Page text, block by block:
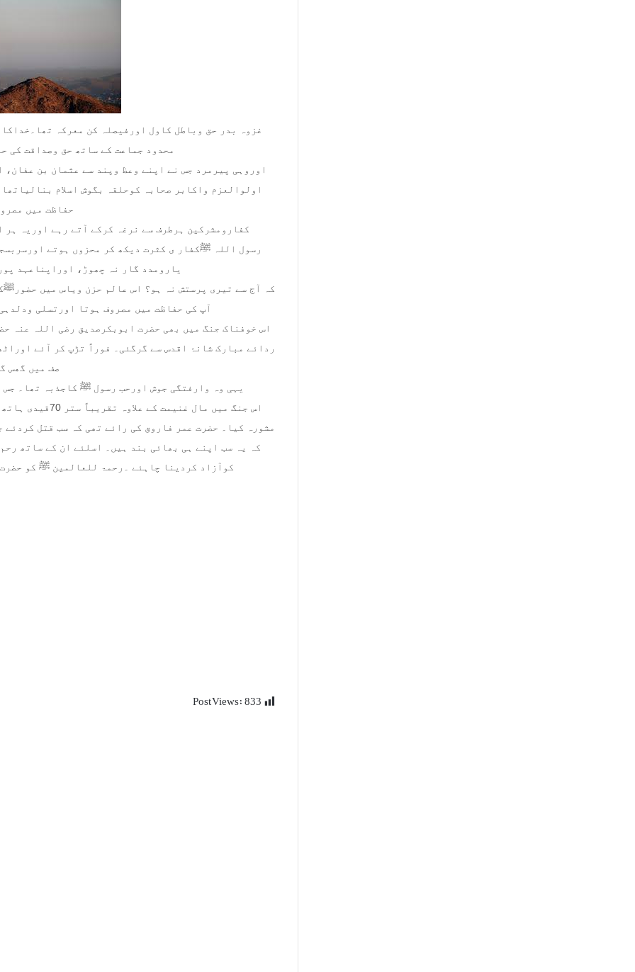
غزوہ بدر حق وباطل کاول اورفیصلہ کن معرکہ
محدود جماعت کے ساتھ حق وصداقت کی
اوروہی پیرمرد جس نے اپنے وعظ وپند سے عثمان بن
اولوالعزم واکابر صحابہ کوحلقہ بگوش اسلام
حفاظت میں
کفارومشرکین ہرطرف سے نرغہ کرکے آتے رہے اوریہ
رسول اللہ ﷺکفار ی کثرت دیکھ کر محزوں ہوتے
کہ آج سے تیری پرستش نہ ہو؟ اس عالم حزن ویاس میں
آپ کی حفاظت میں مصروف ہوتا اورتسلی
ردائے مبارک شانۂ اقدس سے گرگئی۔ فوراً تڑپ کر آئے
صف میں گھس
یہی وہ وارفتگی جوش اورحب رسول ﷺ کاجذبہ تھا۔
اس جنگ میں مال
مشورہ کیا۔ حضرت عمر فاروق کی رائے تھی کہ سب قتل
کہ یہ سب اپنے ہی بھائی بند ہیں۔ اسلئے ان کے ساتھ
کوآزاد کردینا چاہئے ۔رحمۃ للعالمین ﷺ کو
Post Views:833